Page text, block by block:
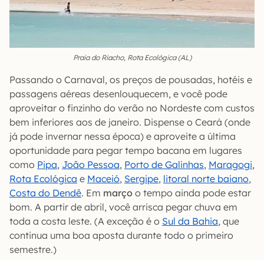
Praia do Riacho, Rota Ecológica (AL)
Passando o Carnaval, os preços de pousadas, hotéis e
passagens aéreas desenlouquecem, e você pode
aproveitar o finzinho do verão no Nordeste com custos
bem inferiores aos de janeiro. Dispense o Ceará (onde
já pode invernar nessa época) e aproveite a última
oportunidade para pegar tempo bacana em lugares
como Pipa, João Pessoa, Porto de Galinhas, Maragogi,
Rota Ecológica e Maceió, Sergipe, litoral norte baiano,
Costa do Dendê. Em março o tempo ainda pode estar
bom. A partir de abril, você arrisca pegar chuva em
toda a costa leste. (A exceção é o Sul da Bahia, que
continua uma boa aposta durante todo o primeiro
semestre.)